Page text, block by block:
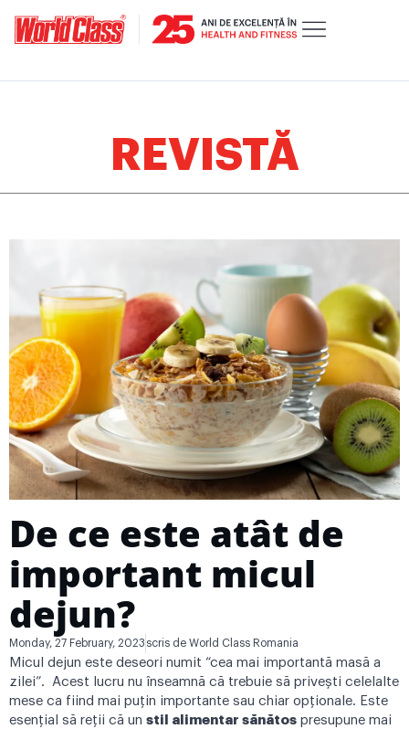
REVISTĂ
De ce este atât de
important micul
dejun?
Monday, 27 February, 2023 scris de World Class Romania
Micul dejun este deseori numit “cea mai importantă masă a
zilei”. Acest lucru nu înseamnă că trebuie să privești celelalte
mese ca fiind mai puțin importante sau chiar opționale. Este
esențial să reții că un stil alimentar sănătos presupune mai